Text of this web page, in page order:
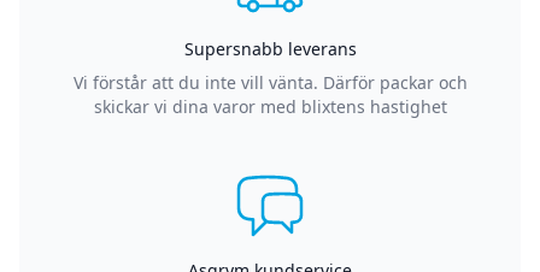
Supersnabb leverans
Vi förstår att du inte vill vänta. Därför packar och
skickar vi dina varor med blixtens hastighet